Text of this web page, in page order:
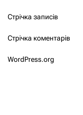
Стрічка записів
Стрічка коментарів
WordPress.org